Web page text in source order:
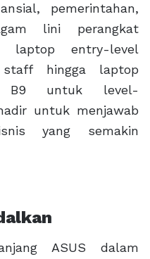
pemerintahan,
lini perangkat
laptop entry-level
hingga laptop
B9 untuk level-
untuk menjawab
yang semakin
ASUS dalam